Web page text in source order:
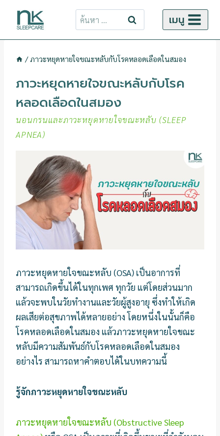
ค้นหา
สำหรับ:
เมนู
/ ภาวะหยุดหายใจขณะหลับกับโรคหลอดเลือดในสมอง
ภาวะหยุดหายใจขณะหลับกับโรค
หลอดเลือดในสมอง
นอนกรนและภาวะหยุดหายใจขณะหลับ (SLEEP
APNEA)
ภาวะหยุดหายใจขณะหลับ (OSA) เป็นอาการที่
สามารถเกิดขึ้นได้ในทุกเพศ ทุกวัย แต่โดยส่วนมาก
แล้วจะพบในวัยทำงานและวัยผู้สูงอายุ ซึ่งทำให้เกิด
ผลเสียต่อสุขภาพได้หลายอย่าง โดยหนึ่งในนั้นก็คือ
โรคหลอดเลือดในสมอง แล้วภาวะหยุดหายใจขณะ
หลับมีความสัมพันธ์กับโรคหลอดเลือดในสมอง
อย่างไร สามารถหาคำตอบได้ในบทความนี้
รู้จักภาวะหยุดหายใจขณะหลับ
ภาวะหยุดหายใจขณะหลับ (Obstructive Sleep